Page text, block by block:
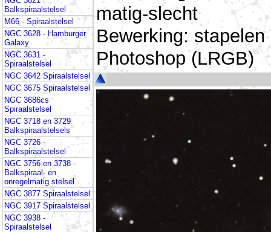
Balkspiraalstelsel
M66 - Spiraalstelsel
NGC 3628 - Hamburger
Galaxy
NGC 3631 -
Spiraalstelsel
NGC 3642 Spiraalstelsel
NGC 3675 Spiraalstelsel
NGC 3686cs
Spiraalstelsel
NGC 3718 en 3729
Balkspiraalstelsels
NGC 3726 -
Balkspiraalstelsel
NGC 3756 en 3738 -
Balkspiraal- en
onregelmatig stelsel
NGC 3877 Spiraalstelsel
NGC 3917 Spiraalstelsel
NGC 3938 -
Spiraalstelsel
matig-slecht
Bewerking:
Photoshop (LRGB)